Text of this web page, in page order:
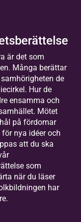
med
din röst
hur
kan bli en
både
och lugn.
Lövnäskyrka
2026-
08-12
Kom
mand
e
2 tillfällen
social
och
till Bilda
långt
heart
är det som
Många berättar
de
Hur de
ensamma och
Mötet
på fördomar
nya idéer och
att du ska
som
när du läser
har